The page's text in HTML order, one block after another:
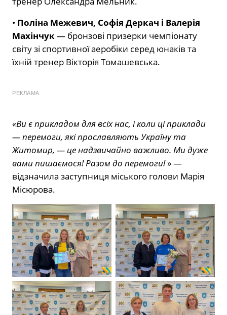
• Поліна Межевич, Софія Деркач і Валерія
Махінчук— бронзові призерки чемпіонату
світу зі спортивної аеробіки серед юнаків та
їхній тренер Вікторія Томашевська.
РЕКЛАМА
«Ви є прикладом для всіх нас, і коли ці приклади
— перемоги, які прославляють Україну та
Житомир, — це надзвичайно важливо. Ми дуже
вами пишаємося! Разом до перемоги!» —
відзначила заступниця міського голови Марія
Місюрова.